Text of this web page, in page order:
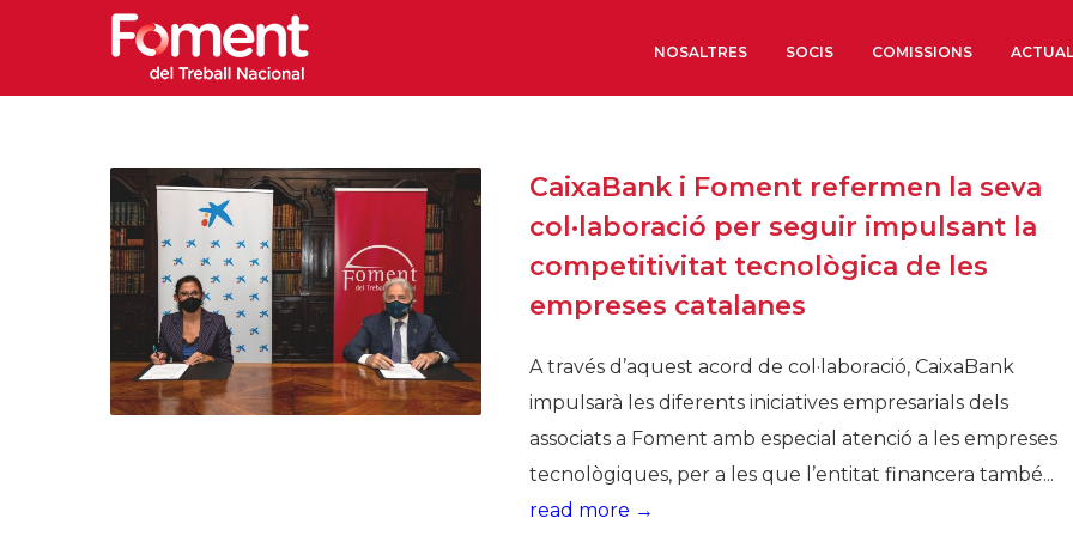
NOSALTRES
Òrgans de Govern
Òrgans Consultius
Estructura Executiva
Econòmics i Socials
Organitzacions
Organitzacions
SOCIS COMISSIONS
CaixaBank i Foment refermen la seva
col·laboració per seguir impulsant la
competitivitat tecnològica de les
empreses catalanes
A través d’aquest acord de col·laboració, CaixaBank
impulsarà les diferents iniciatives empresarials dels
associats a Foment amb especial atenció a les empreses
tecnològiques, per a les que l’entitat financera també...
read more →